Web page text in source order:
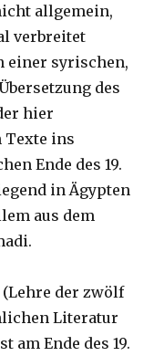
allgemein,
verbreitet
einer syrischen,
des
hier
Texte ins
Ende des 19.
in Ägypten
aus dem
der zwölf
Literatur
am Ende des 19.